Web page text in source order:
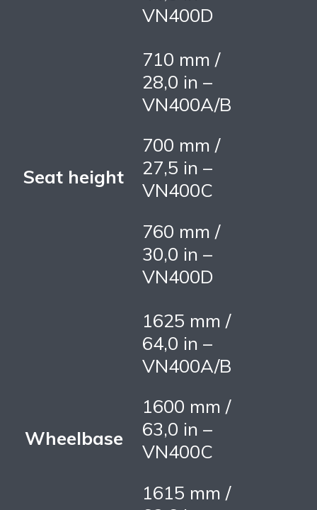
VN400D
Seat height
710 mm /
28,0 in –
VN400A/B
700 mm /
27,5 in –
VN400C
760 mm /
30,0 in –
VN400D
Wheelbase
1625 mm /
64,0 in –
VN400A/B
1600 mm /
63,0 in –
VN400C
1615 mm /